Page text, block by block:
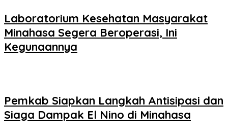
Laboratorium Kesehatan Masyarakat
Minahasa Segera Beroperasi, Ini
Kegunaannya
Pemkab Siapkan Langkah Antisipasi dan
Siaga Dampak El Nino di Minahasa